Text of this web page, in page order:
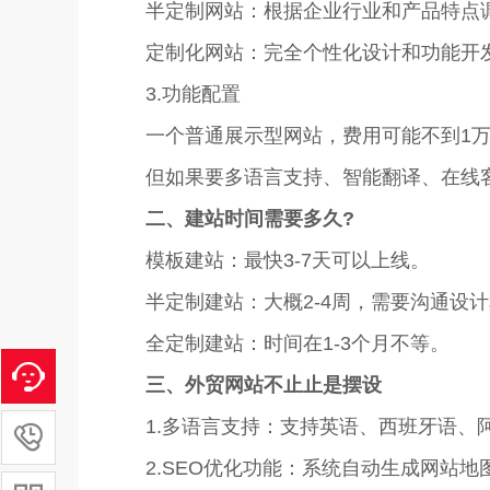
半定制网站：根据企业行业和产品特点
定制化网站：完全个性化设计和功能开
3.功能配置
一个普通展示型网站，费用可能不到1
但如果要多语言支持、智能翻译、在线
二、建站时间需要多久?
模板建站：最快3-7天可以上线。
半定制建站：大概2-4周，需要沟通设计
全定制建站：时间在1-3个月不等。
三、外贸网站不止止是摆设
1.多语言支持： 支持英语、西班牙语、
2.SEO优化功能： 系统自动生成网站地
